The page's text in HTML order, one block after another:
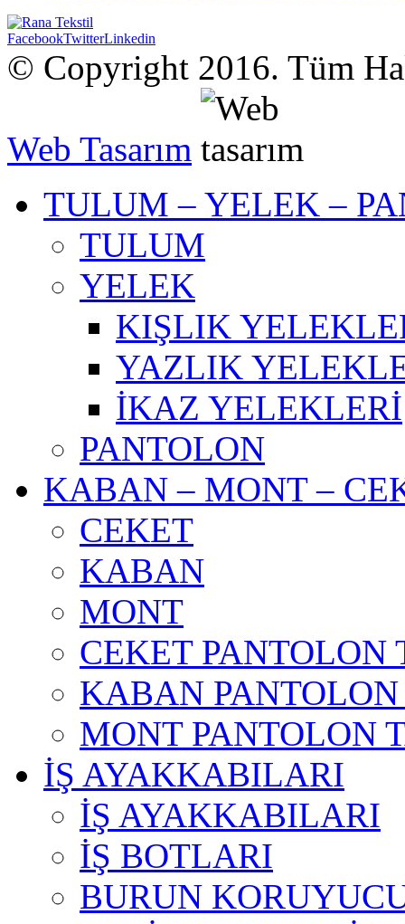
FacebookTwitterLinkedin
© Copyright 2016. Tüm
Web Tasarım
TULUM – YELEK –
TULUM
YELEK
KIŞLIK
YAZLIK
İKAZ YELEKLERİ
PANTOLON
KABAN – MONT –
CEKET
KABAN
MONT
CEKET PANTOLON
KABAN
MONT PANTOLON
İŞ AYAKKABILARI
İŞ AYAKKABILARI
İŞ BOTLARI
BURUN